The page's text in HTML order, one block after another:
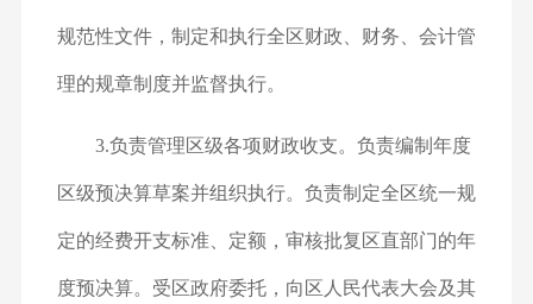
规范性文件，制定和执行全区财政、财务、会计管
理的规章制度并监督执行。
3.负责管理区级各项财政收支。负责编制年度
区级预决算草案并组织执行。负责制定全区统一规
定的经费开支标准、定额，审核批复区直部门的年
度预决算。受区政府委托，向区人民代表大会及其